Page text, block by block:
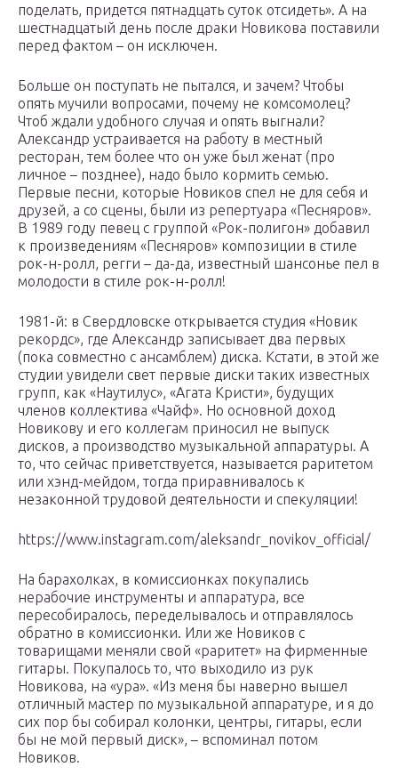
поделать, придется пятнадцать суток отсидеть». А на
шестнадцатый день после драки Новикова поставили
перед фактом – он исключен.
Больше он поступать не пытался, и зачем? Чтобы
опять мучили вопросами, почему не комсомолец?
Чтоб ждали удобного случая и опять выгнали?
Александр устраивается на работу в местный
ресторан, тем более что он уже был женат (про
личное – позднее), надо было кормить семью.
Первые песни, которые Новиков спел не для себя и
друзей, а со сцены, были из репертуара «Песняров».
В 1989 году певец с группой «Рок-полигон» добавил
к произведениям «Песняров» композиции в стиле
рок-н-ролл, регги – да-да, известный шансонье пел в
молодости в стиле рок-н-ролл!
1981-й: в Свердловске открывается студия «Новик
рекордс», где Александр записывает два первых
(пока совместно с ансамблем) диска. Кстати, в этой же
студии увидели свет первые диски таких известных
групп, как «Наутилус», «Агата Кристи», будущих
членов коллектива «Чайф». Но основной доход
Новикову и его коллегам приносил не выпуск
дисков, а производство музыкальной аппаратуры. А
то, что сейчас приветствуется, называется раритетом
или хэнд-мейдом, тогда приравнивалось к
незаконной трудовой деятельности и спекуляции!
https://www.instagram.com/aleksandr_novikov_official/
На барахолках, в комиссионках покупались
нерабочие инструменты и аппаратура, все
пересобиралось, переделывалось и отправлялось
обратно в комиссионки. Или же Новиков с
товарищами меняли свой «раритет» на фирменные
гитары. Покупалось то, что выходило из рук
Новикова, на «ура». «Из меня бы наверно вышел
отличный мастер по музыкальной аппаратуре, и я до
сих пор бы собирал колонки, центры, гитары, если
бы не мой первый диск», – вспоминал потом
Новиков.